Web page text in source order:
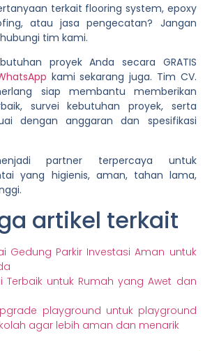
terkait flooring system, epoxy
atau jasa pengecatan? Jangan
tim kami.
proyek Anda secara GRATIS
kami sekarang juga. Tim CV.
siap membantu memberikan
survei kebutuhan proyek, serta
dengan anggaran dan spesifikasi
partner terpercaya untuk
yang higienis, aman, tahan lama,
artikel terkait
Gedung Parkir Investasi Aman untuk
Terbaik untuk Rumah yang Awet dan
playground untuk playground
agar lebih aman dan menarik